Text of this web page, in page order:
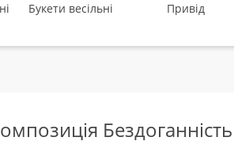
Букети весільні Привід
Бездоганність